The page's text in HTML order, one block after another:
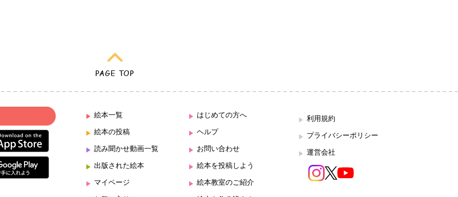
絵本一覧
絵本の投稿
読み聞かせ動画一覧
出版された絵本
マイページ
はじめての方へ
ヘルプ
お問い合わせ
絵本を投稿しよう
絵本教室のご紹介
利用規約
プライバシーポリシー
運営会社